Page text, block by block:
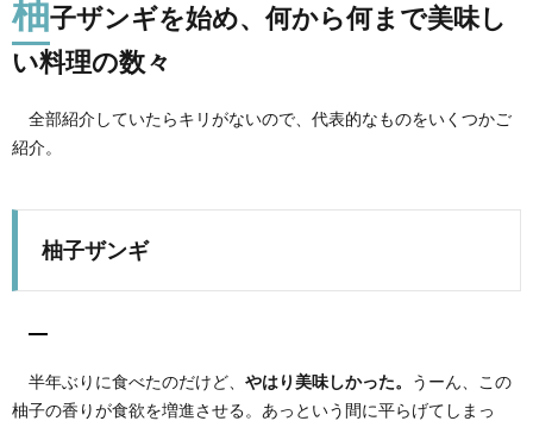
柚子ザンギを始め、何から何まで美味し
い料理の数々
全部紹介していたらキリがないので、代表的なものをいくつかご
紹介。
柚子ザンギ
半年ぶりに食べたのだけど、 やはり美味しかった。
うーん、この
柚子の香りが食欲を増進させる。あっという間に平らげてしまっ